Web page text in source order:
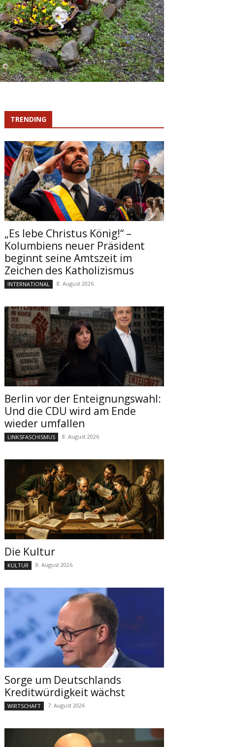
TRENDING
„Es lebe Christus König!“ –
Kolumbiens neuer Präsident
beginnt seine Amtszeit im
Zeichen des Katholizismus
INTERNATIONAL 8. August 2026
Berlin vor der Enteignungswahl:
Und die CDU wird am Ende
wieder umfallen
LINKSFASCHISMUS 8. August 2026
Die Kultur
KULTUR 8. August 2026
Sorge um Deutschlands
Kreditwürdigkeit wächst
WIRTSCHAFT 7. August 2026